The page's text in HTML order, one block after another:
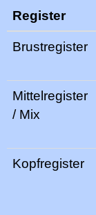
Register
Brustregister
Mittelregister
/ Mix
Kopfregister